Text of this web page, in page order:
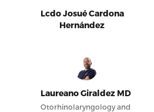
Lcdo Josué Cardona
Hernández
Laureano Giraldez MD
Otorhinolaryngology and